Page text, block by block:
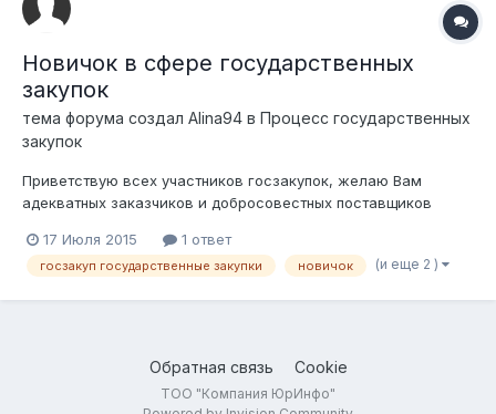
Новичок в сфере государственных
закупок
тема форума создал Alina94 в Процесс государственных
закупок
Приветствую всех участников госзакупок, желаю Вам
адекватных заказчиков и добросовестных поставщиков
упрощёнке для участия в госзакупках (ценовки на сумму до
100-200 тыс каждый лот), но пока так сказать прощупываю
17 Июля 2015 1 ответ
госзакуп государственные закупки новичок (и еще 2 )
Обратная связь Cookie
ТОО "Компания ЮрИнфо"